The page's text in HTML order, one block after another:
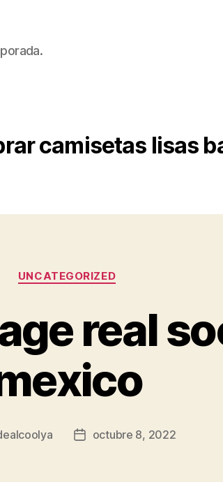
camisetas lisas
Categorías
UNCATEGORIZED
real
Fechaoctubre 8, 2022